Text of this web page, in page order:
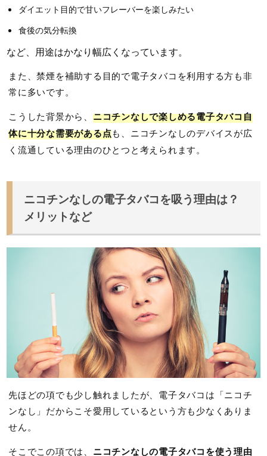
ダイエット目的で甘いフレーバーを楽しみたい
食後の気分転換
など、用途はかなり幅広くなっています。
また、禁煙を補助する目的で電子タバコを利用する方も非
常に多いです。
こうした背景から、 ニコチンなしで楽しめる電子タバコ自
体に十分な需要がある点も、ニコチンなしのデバイスが広
く流通している理由のひとつと考えられます。
ニコチンなしの電子タバコを吸う理由は？
メリットなど
先ほどの項でも少し触れましたが、電子タバコは「ニコチ
ンなし」だからこそ愛用しているという方も少なくありま
せん。
そこでこの項では、 ニコチンなしの電子タバコを使う理由